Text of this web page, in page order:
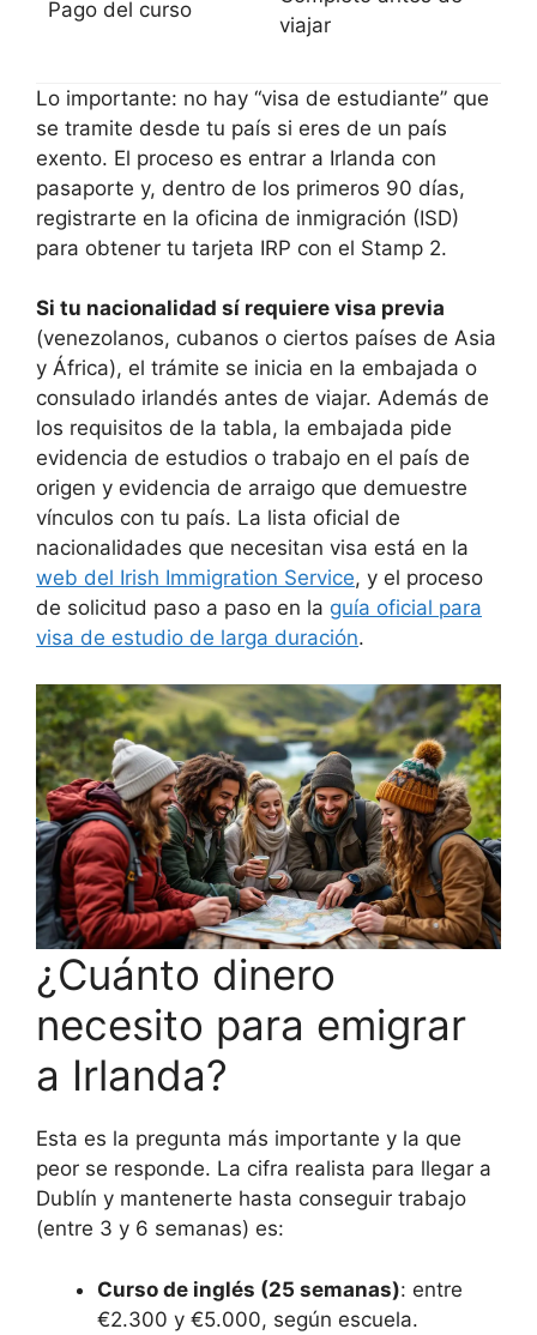
Pago del curso
viajar
Lo importante: no hay “visa de estudiante” que
se tramite desde tu país si eres de un país
exento. El proceso es entrar a Irlanda con
pasaporte y, dentro de los primeros 90 días,
registrarte en la oficina de inmigración (ISD)
para obtener tu tarjeta IRP con el Stamp 2.
Si tu nacionalidad sí requiere visa previa
(venezolanos, cubanos o ciertos países de Asia
y África), el trámite se inicia en la embajada o
consulado irlandés antes de viajar. Además de
los requisitos de la tabla, la embajada pide
evidencia de estudios o trabajo en el país de
origen y evidencia de arraigo que demuestre
vínculos con tu país. La lista oficial de
nacionalidades que necesitan visa está en la
web del Irish Immigration Service, y el proceso
de solicitud paso a paso en la guía oficial para
visa de estudio de larga duración.
¿Cuánto dinero
necesito para emigrar
a Irlanda?
Esta es la pregunta más importante y la que
peor se responde. La cifra realista para llegar a
Dublín y mantenerte hasta conseguir trabajo
(entre 3 y 6 semanas) es:
Curso de inglés (25 semanas): entre
€2.300 y €5.000, según escuela.